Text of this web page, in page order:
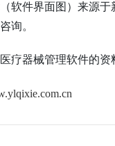
软件界面图）来源
询。
医疗器械管理软件的资